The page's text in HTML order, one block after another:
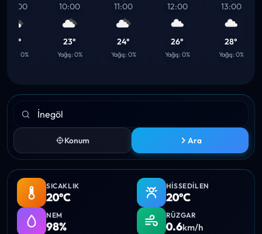
0%
10:00
23°
Yağış: 0%
11:00
24°
Yağış: 0%
12:00
26°
Yağış: 0%
13:00
28°
Yağış: 0%
Konum Ara
SICAKLIK
20°C
HISSEDILEN
20°C
NEM
98%
RÜZGAR
0.6km/h